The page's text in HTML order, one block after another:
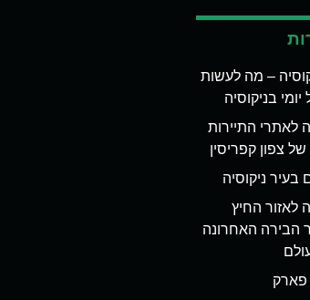
– מה לעשות
יומי בניקוסיה
לאתרי התיירות
צפון קפריסין
בעיר ניקוסיה
לאזור החיץ
הבירה האחרונה
פארק